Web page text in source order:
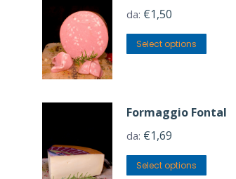
da: €1,50
Select options
Formaggio Fontal
da: €1,69
Select options